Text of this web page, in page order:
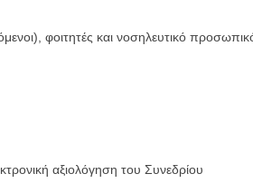
φοιτητές και νοσηλευτικό
αξιολόγηση του Συνεδρίου